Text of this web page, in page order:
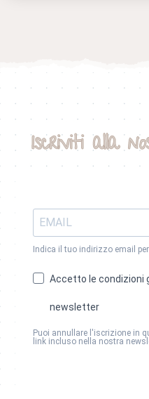
Iscriviti alla
Indica il tuo indirizzo email
Accetto le condizioni
newsletter
Puoi annullare l'iscrizione in
link incluso nella nostra